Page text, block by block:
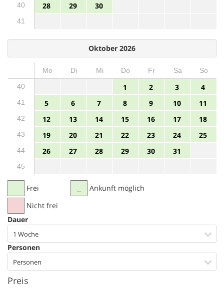
40 28 29 30
41
Oktober 2026
Mo Di Mi Do Fr Sa
So
40
1 2 3 4
41 5 6 7 8 9 10 11
42 12 13 14 15 16 17 18
43 19 20 21 22 23 24 25
44 26 27 28 29 30 31
45
Frei
Nicht frei
Ankunft möglich
Dauer
1 Woche
Personen
Personen
Preis